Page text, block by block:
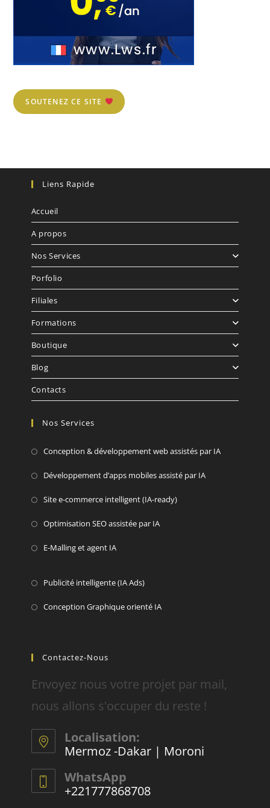
SOUTENEZ CE SITE
Liens Rapide
Accueil
A propos
Nos Services
Porfolio
Filiales
Formations
Boutique
Blog
Contacts
Nos Services
Conception & développement web assistés par IA
Développement d’apps mobiles assisté par IA
Site e-commerce intelligent (IA-ready)
Optimisation SEO assistée par IA
E-Malling et agent IA
Publicité intelligente (IA Ads)
Conception Graphique orienté IA
Contactez-Nous
Envoyez nous votre projet par mail,
nous allons s'occuper du reste !
Localisation:
Mermoz -Dakar | Moroni
WhatsApp
+221777868708